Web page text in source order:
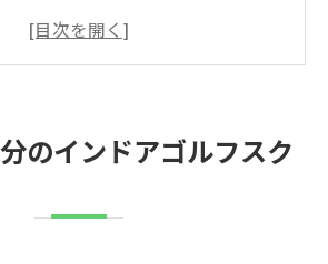
通えるインドアゴルフスクールの
ルフスクールで快適なレッスン
いインドアゴルフスクールの特徴
のインドアゴルフスク